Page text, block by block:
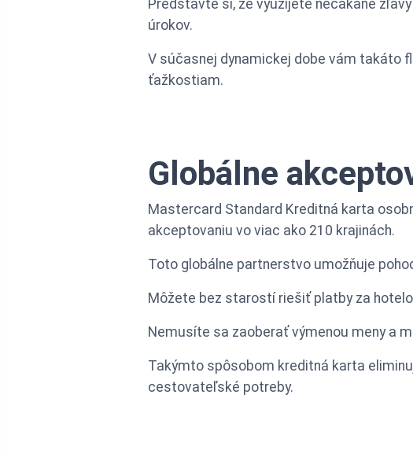
Predstavte si, že využijete nečakané
úrokov.
V súčasnej dynamickej dobe vám takáto
ťažkostiam.
Globálne
Mastercard Standard Kreditná karta
akceptovaniu vo viac ako 210 krajinách.
Toto globálne partnerstvo umožňuje
Môžete bez starostí riešiť platby za
Nemusíte sa zaoberať výmenou meny a
Takýmto spôsobom kreditná karta
cestovateľské potreby.